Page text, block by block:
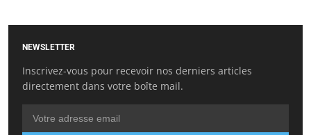
NEWSLETTER
Inscrivez-vous pour recevoir nos derniers articles
directement dans votre boîte mail.